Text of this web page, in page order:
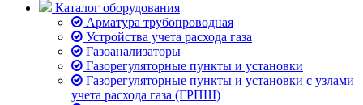
Каталог оборудования
Арматура трубопроводная
Устройства учета расхода газа
Газоанализаторы
Газорегуляторные пункты и установки
Газорегуляторные пункты и установки с узлами
учета расхода газа (ГРПШ)